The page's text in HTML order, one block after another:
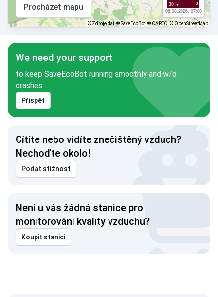
301+ 0
08.08.2026, 07:00
Procházet mapu
© Zdroje dat © SaveEcoBot © CARTO © OpenStreetMap
We need your support
to keep SaveEcoBot running smoothly and w/o
crashes
Přispět
Cítíte nebo vidíte znečištěný vzduch?
Nechoďte okolo!
Podat stížnost
Není u vás žádná stanice pro
monitorování kvality vzduchu?
Koupit stanici